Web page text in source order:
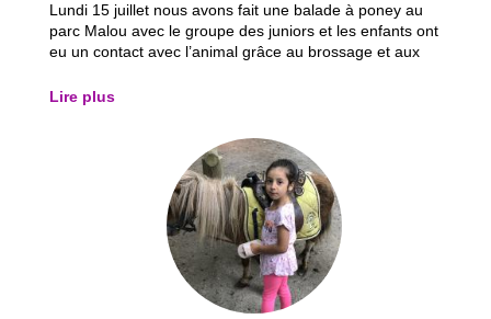
Lundi 15 juillet nous avons fait une balade à poney au
parc Malou avec le groupe des juniors et les enfants ont
eu un contact avec l’animal grâce au brossage et aux
enfants ont pu découvrir le monde des poneys et
Lire plus